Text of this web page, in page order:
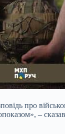
про
–